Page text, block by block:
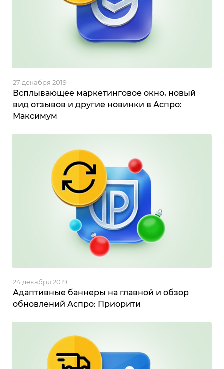
Всплывающее маркетинговое окно, новый
вид отзывов и другие новинки в Аспро:
Максимум
27 декабря 2019
Адаптивные баннеры на главной и обзор
обновлений Аспро: Приорити
24 декабря 2019